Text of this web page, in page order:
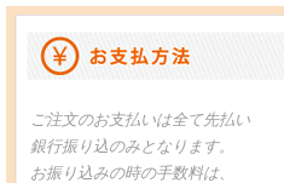
ご注文のお支払いは全て先払い
銀行振り込のみとなります。
お振り込みの時の手数料は、